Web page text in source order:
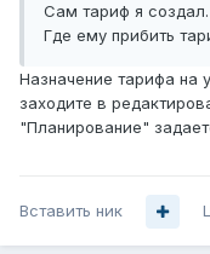
Сам тариф я создал.
Где ему прибить
Назначение тарифа на
заходите в
"Планирование"
Вставить ник